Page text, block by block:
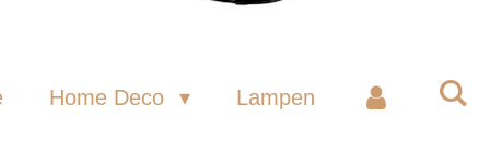
Home Deco Lampen